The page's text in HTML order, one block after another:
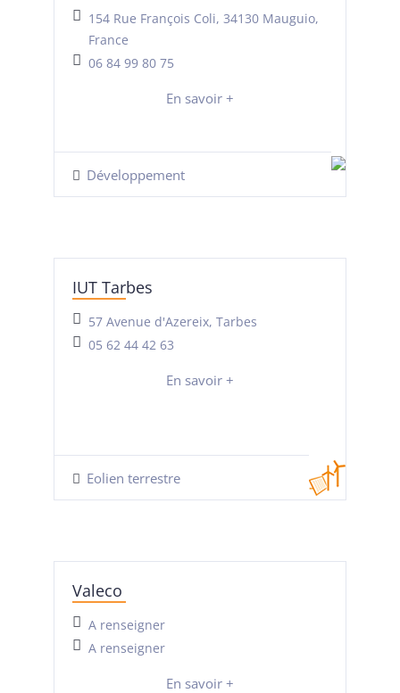
154 Rue François Coli, 34130 Mauguio,
France
06 84 99 80 75
En savoir +
Développement
IUT Tarbes
57 Avenue d'Azereix, Tarbes
05 62 44 42 63
En savoir +
Eolien terrestre
Valeco
A renseigner
A renseigner
En savoir +